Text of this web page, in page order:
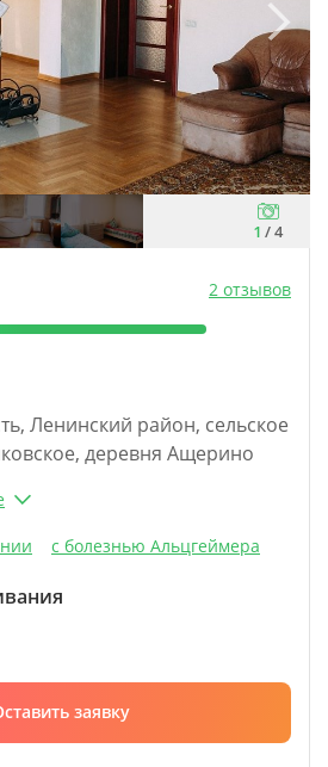
1 /4
2 отзывов
Ленинский район, сельское
деревня Ащерино
с болезнью Альцгеймера
заявку